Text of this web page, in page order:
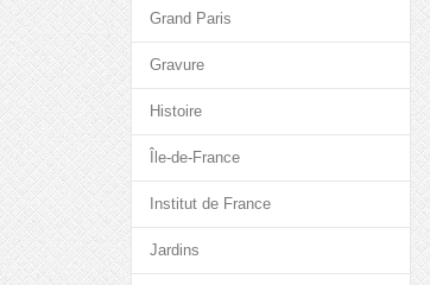
Grand Paris
Gravure
Histoire
Île-de-France
Institut de France
Jardins